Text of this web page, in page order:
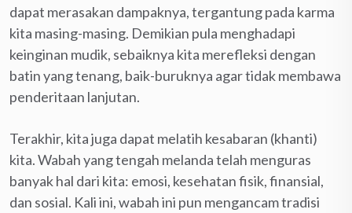
dapat merasakan dampaknya, tergantung pada karma
kita masing-masing. Demikian pula menghadapi
keinginan mudik, sebaiknya kita merefleksi dengan
batin yang tenang, baik-buruknya agar tidak membawa
penderitaan lanjutan.
Terakhir, kita juga dapat melatih kesabaran (khanti)
kita. Wabah yang tengah melanda telah menguras
banyak hal dari kita: emosi, kesehatan fisik, finansial,
dan sosial. Kali ini, wabah ini pun mengancam tradisi